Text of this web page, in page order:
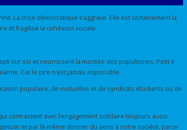
La crise démocratique s’aggrave. Elle est certainement la
et fragilise la cohésion sociale.
sur soi et nourrissent la montée des populismes. Petit à
Car le pire n’est jamais impossible.
populaire, de mutuelles et de syndicats étudiants ou de
contrastent avec l’engagement solidaire toujours aussi
et par là-même donner du sens à notre société, parce